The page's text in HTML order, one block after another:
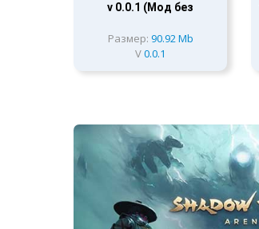
v 0.0.1 (Мод без
Размер: 90.92 Mb
V0.0.1